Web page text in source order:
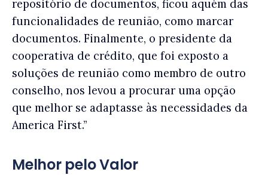
repositório de documentos, ficou aquém das
funcionalidades de reunião, como marcar
documentos. Finalmente, o presidente da
cooperativa de crédito, que foi exposto a
soluções de reunião como membro de outro
conselho, nos levou a procurar uma opção
que melhor se adaptasse às necessidades da
America First.”
Melhor pelo Valor